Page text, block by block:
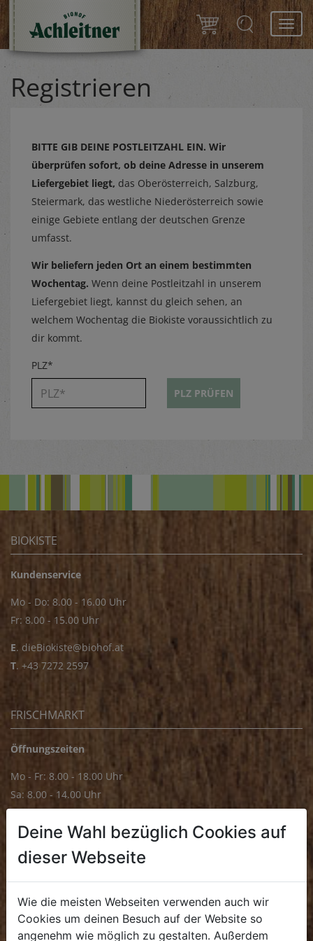
Registrieren
BITTE GIB DEINE POSTLEITZAHL EIN. Wir
überprüfen sofort, ob deine Adresse in unserem
Liefergebiet liegt, das Oberösterreich, Salzburg,
Steiermark, das westliche Niederösterreich sowie
einige Gebiete entlang der deutschen Grenze
umfasst.
Wir beliefern jeden Ort an einem bestimmten
Wochentag. Wenn deine Postleitzahl in unserem
Liefergebiet liegt, kannst du gleich sehen, an
welchem Wochentag die Biokiste voraussichtlich zu
dir kommt.
PLZ*
PLZ PRÜFEN
BIOKISTE
Kundenservice
Mo - Do: 8.00 - 16.00 Uhr
Fr: 8.00 - 15.00 Uhr
E. dieBiokiste@biohof.at
T. +43 7272 2597
FRISCHMARKT
Öffnungszeiten
Mo - Fr: 8.00 - 18.00 Uhr
Sa: 8.00 - 14.00 Uhr
Mo - Fr: 8.00 - 16.00 Uhr
. +43 7272 4859 70
Deine Wahl bezüglich Cookies auf
dieser Webseite
Wie die meisten Webseiten verwenden auch wir
Cookies um deinen Besuch auf der Website so
angenehm wie möglich zu gestalten. Außerdem